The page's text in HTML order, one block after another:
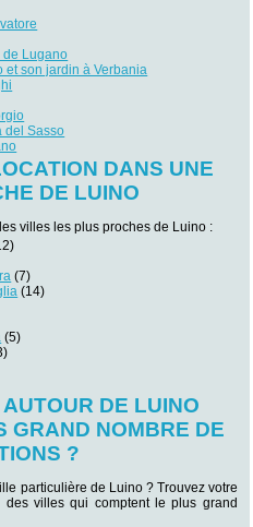
de Lugano
et son jardin à Verbania
del Sasso
DANS UNE
DE LUINO
villes les plus proches de Luino :
(7)
(14)
(5)
DE LUINO
GRAND NOMBRE DE
?
particulière de Luino ? Trouvez votre
villes qui comptent le plus grand